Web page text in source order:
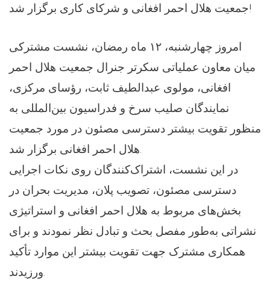
جمعیت هلال احمر افغانی و شرکای کاری برگزار شد!
امروز چهارشنبه، ۱۲ ماه رمضان، نشست مشترکی
میان معاون عملیاتی سکرتر جنرال جمعیت هلال احمر
افغانی، مولوی عبدالطیف ثابت، رؤسای مرکزی،
نمایندگان صلیب سرخ و فدراسیون بین‌المللی به
منظور تقویت بیشتر دسترسی مصئون در مورد جمعیت
هلال احمر افغانی برگزار شد.
در این نشست، اشتراک‌کنندگان روی نکات اجرایی
دسترسی مصئون، تصویب پلان، مدیریت بحران در
بخش‌های مربوط به هلال احمر افغانی و استراتیژی
نشراتی به‌طور مفصل بحث و تبادل نظر نمودند و برای
همکاری مشترک جهت تقویت بیشتر این موارد تأکید
ورزیدند.